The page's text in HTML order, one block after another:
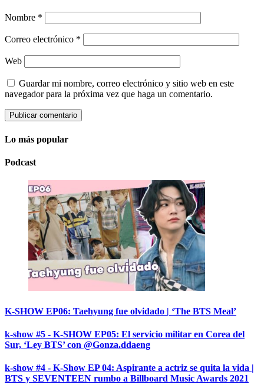
Nombre *
Correo electrónico *
Web
Guardar mi nombre, correo electrónico y sitio web en este
navegador para la próxima vez que haga un comentario.
Lo más popular
Podcast
K-SHOW EP06: Taehyung fue olvidado | ‘The BTS Meal’
k-show #5 - K-SHOW EP05: El servicio militar en Corea del
Sur, ‘Ley BTS’ con @Gonza.ddaeng
k-show #4 - K-Show EP 04: Aspirante a actriz se quita la vida |
BTS y SEVENTEEN rumbo a Billboard Music Awards 2021